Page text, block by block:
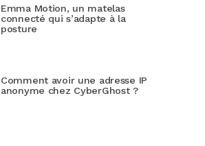
Emma Motion, un matelas
connecté qui s’adapte à la
posture
Comment avoir une adresse IP
anonyme chez CyberGhost ?